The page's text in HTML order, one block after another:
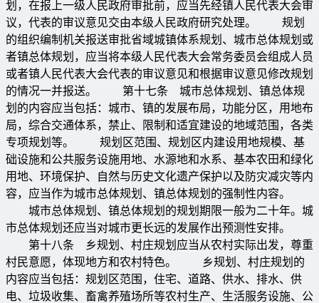
划，在报上一级人民政府审批前，应当先经镇人民代表大会审
议，代表的审议意见交由本级人民政府研究处理。 规划
的组织编制机关报送审批省域城镇体系规划、城市总体规划或
者镇总体规划，应当将本级人民代表大会常务委员会组成人员
或者镇人民代表大会代表的审议意见和根据审议意见修改规划
的情况一并报送。 第十七条 城市总体规划、镇总体规
划的内容应当包括：城市、镇的发展布局，功能分区，用地布
局，综合交通体系，禁止、限制和适宜建设的地域范围，各类
专项规划等。 规划区范围、规划区内建设用地规模、基
础设施和公共服务设施用地、水源地和水系、基本农田和绿化
用地、环境保护、自然与历史文化遗产保护以及防灾减灾等内
容，应当作为城市总体规划、镇总体规划的强制性内容。
城市总体规划、镇总体规划的规划期限一般为二十年。城
市总体规划还应当对城市更长远的发展作出预测性安排。
第十八条 乡规划、村庄规划应当从农村实际出发，尊重
村民意愿，体现地方和农村特色。 乡规划、村庄规划的
内容应当包括：规划区范围，住宅、道路、供水、排水、供
电、垃圾收集、畜禽养殖场所等农村生产、生活服务设施、公